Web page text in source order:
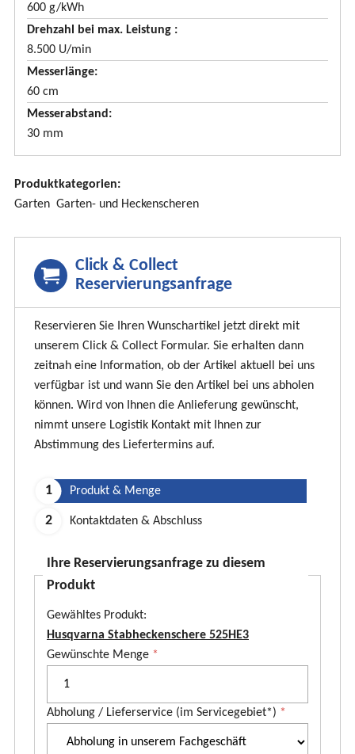
600 g/kWh
Drehzahl bei max. Leistung
8.500 U/min
Messerlänge
60 cm
Messerabstand
30 mm
Produktkategorien:
Garten Garten- und Heckenscheren
Click & Collect
Reservierungsanfrage
Reservieren Sie Ihren Wunschartikel jetzt direkt mit
unserem Click & Collect Formular. Sie erhalten dann
zeitnah eine Information, ob der Artikel aktuell bei uns
verfügbar ist und wann Sie den Artikel bei uns abholen
können. Wird von Ihnen die Anlieferung gewünscht,
nimmt unsere Logistik Kontakt mit Ihnen zur
Abstimmung des Liefertermins auf.
Produkt & Menge
Kontaktdaten & Abschluss
Ihre Reservierungsanfrage zu diesem
Produkt
Gewähltes Produkt:
Husqvarna Stabheckenschere 525HE3
P
d
Gewünschte Menge *
Abholung / Lieferservice (im Servicegebiet*) *